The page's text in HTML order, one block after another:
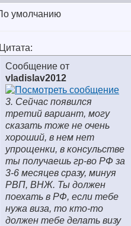
Цитата:
Сообщение от
vladislav2012
3. Сейчас появился
третий вариант, могу
сказать тоже не очень
хороший, в нем нет
упрощенки, в консульстве
ты получаешь гр-во РФ за
3-6 месяцев сразу, минуя
РВП, ВНЖ. Ты должен
поехать в РФ, если тебе
нужа виза, то кто-то
должен тебе делать визу